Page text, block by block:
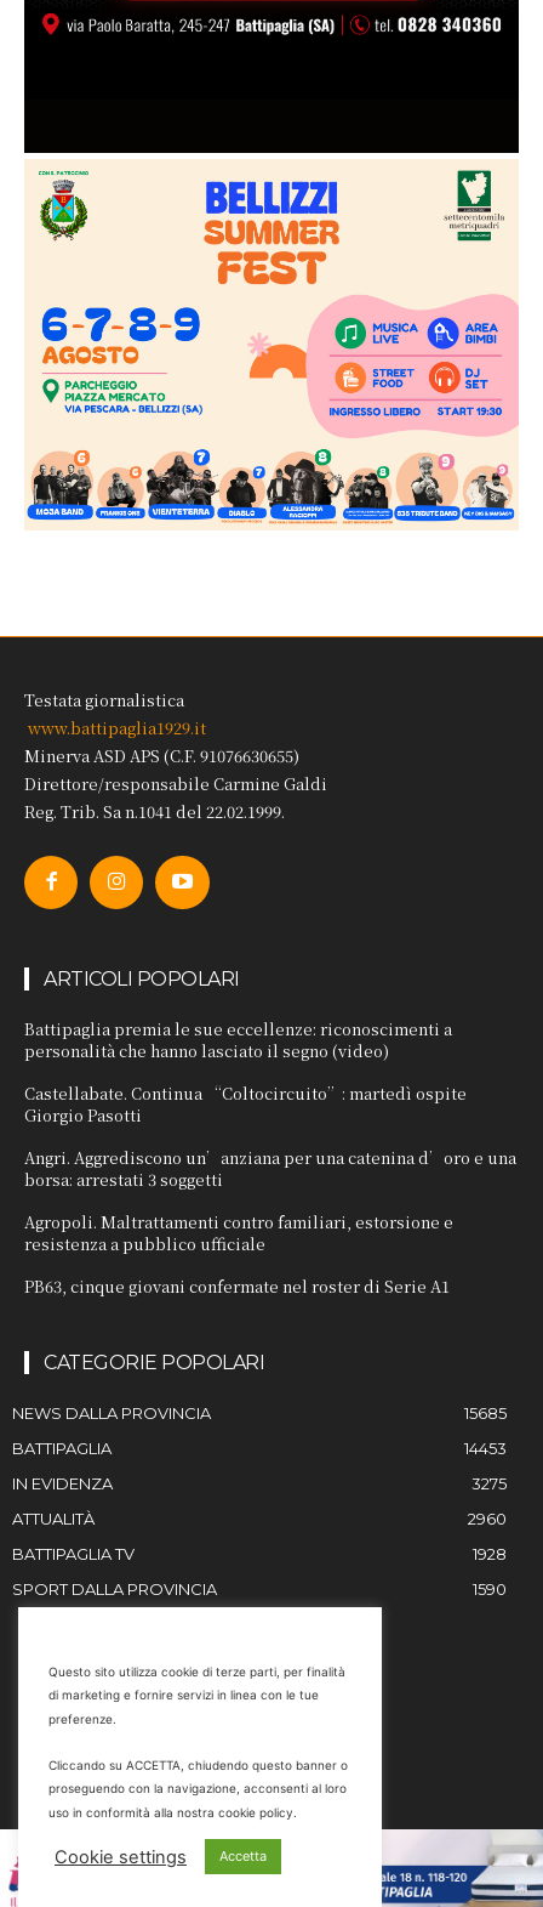
Testata giornalistica
www.battipaglia1929.it
Minerva ASD APS (C.F. 91076630655)
Direttore/responsabile Carmine Galdi
Reg. Trib. Sa n.1041 del 22.02.1999.
ARTICOLI POPOLARI
Battipaglia premia le sue eccellenze: riconoscimenti a
personalità che hanno lasciato il segno (video)
Castellabate. Continua “Coltocircuito”: martedì ospite
Giorgio Pasotti
Angri. Aggrediscono un’anziana per una catenina d’oro e una
borsa: arrestati 3 soggetti
Agropoli. Maltrattamenti contro familiari, estorsione e
resistenza a pubblico ufficiale
PB63, cinque giovani confermate nel roster di Serie A1
CATEGORIE POPOLARI
NEWS DALLA PROVINCIA
15685
BATTIPAGLIA
14453
IN EVIDENZA
3275
ATTUALITÀ
2960
BATTIPAGLIA TV
1928
SPORT DALLA PROVINCIA
1590
Email
marketing@battipaglia1929.it
carminegaldi@virgilio.it
Questo sito utilizza cookie di terze parti, per finalità
di marketing e fornire servizi in linea con le tue
preferenze.
Cliccando su ACCETTA, chiudendo questo banner o
proseguendo con la navigazione, acconsenti al loro
uso in conformità alla nostra cookie policy.
Cookie settings Accetta